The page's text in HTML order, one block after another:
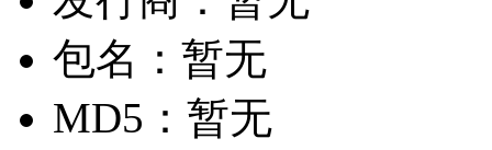
包名： 暂无
MD5： 暂无